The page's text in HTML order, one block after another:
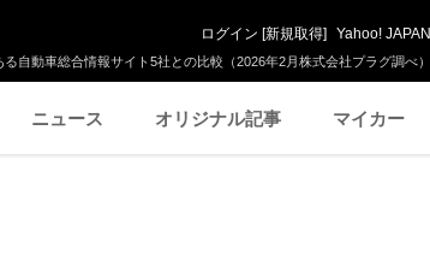
自動車総合情報サイト5社との比較（2026年2月株式会社プラグ調べ）
ログイン [新規取得] Yahoo! JAPAN
ニュース オリジナル記事 マイカー